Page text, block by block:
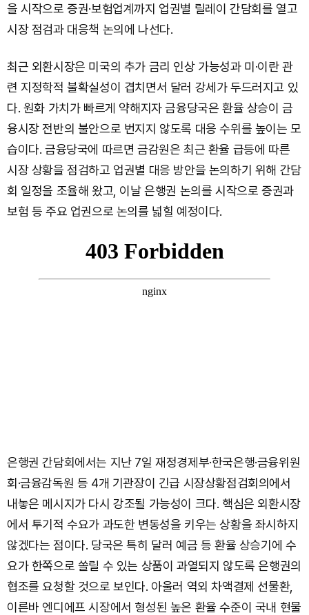
을 시작으로 증권·보험업계까지 업권별 릴레이 간담회를 열고
시장 점검과 대응책 논의에 나선다.
최근 외환시장은 미국의 추가 금리 인상 가능성과 미·이란 관
련 지정학적 불확실성이 겹치면서 달러 강세가 두드러지고 있
다. 원화 가치가 빠르게 약해지자 금융당국은 환율 상승이 금
융시장 전반의 불안으로 번지지 않도록 대응 수위를 높이는 모
습이다. 금융당국에 따르면 금감원은 최근 환율 급등에 따른
시장 상황을 점검하고 업권별 대응 방안을 논의하기 위해 간담
회 일정을 조율해 왔고, 이날 은행권 논의를 시작으로 증권과
보험 등 주요 업권으로 논의를 넓힐 예정이다.
은행권 간담회에서는 지난 7일 재정경제부·한국은행·금융위원
회·금융감독원 등 4개 기관장이 긴급 시장상황점검회의에서
내놓은 메시지가 다시 강조될 가능성이 크다. 핵심은 외환시장
에서 투기적 수요가 과도한 변동성을 키우는 상황을 좌시하지
않겠다는 점이다. 당국은 특히 달러 예금 등 환율 상승기에 수
요가 한쪽으로 쏠릴 수 있는 상품이 과열되지 않도록 은행권의
협조를 요청할 것으로 보인다. 아울러 역외 차액결제 선물환,
이른바 엔디에프 시장에서 형성된 높은 환율 수준이 국내 현물